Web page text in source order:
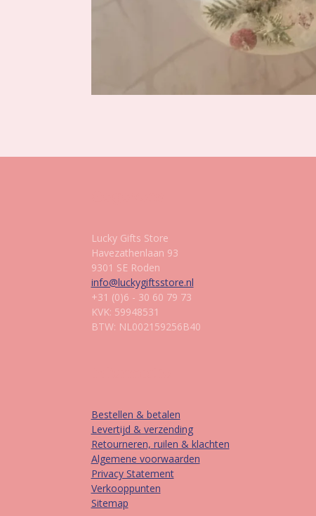
Lucky Gifts Store
Havezathenlaan 93
9301 SE Roden
info@luckygiftsstore.nl
+31 (0)6 - 30 60 79 73
KVK: 59948531
BTW: NL002159256B40
Bestellen & betalen
Levertijd & verzending
Retourneren, ruilen & klachten
Algemene voorwaarden
Privacy Statement
Verkooppunten
Sitemap